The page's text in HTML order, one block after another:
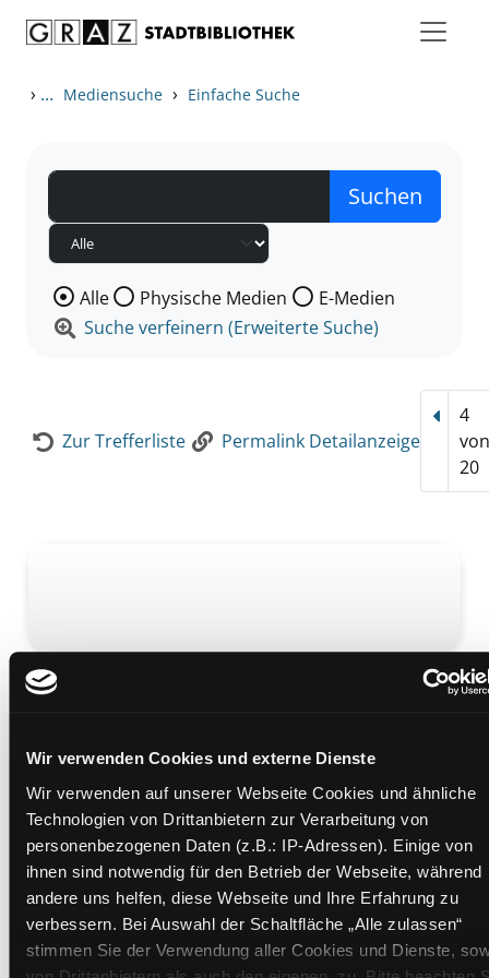
Wir verwenden Cookies und externe Dienste
Wir verwenden auf unserer Webseite Cookies und ähnliche
Technologien von Drittanbietern zur Verarbeitung von
personenbezogenen Daten (z.B.: IP-Adressen). Einige von
ihnen sind notwendig für den Betrieb der Webseite, während
andere uns helfen, diese Webseite und Ihre Erfahrung zu
verbessern. Bei Auswahl der Schaltfläche „Alle zulassen“
stimmen Sie der Verwendung aller Cookies und Dienste,
› ... Mediensuche › Einfache Suche
Wählen Sie die Medienart nach der Sie suchen wollen.
Alle Physische Medien
E-Medien
Suche verfeinern (Erweiterte Suche)
Zur Trefferliste Permalink Detailanzeige
4
20
Volle Pulle
Übergeordnetes Werk: Raus aus der Sucht
Beschreibung ein-/ausblenden
Mehr Informationen ein-/ausblenden
Medium auf die Postliste setzen